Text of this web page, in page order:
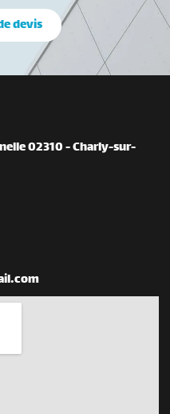
devis
02310 - Charly-sur-